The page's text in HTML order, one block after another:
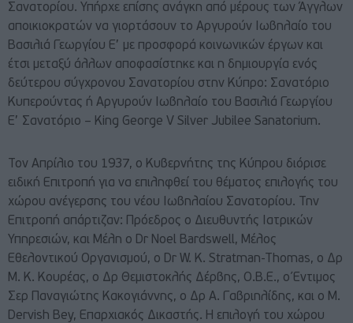
Σανατορίου. Υπήρχε επίσης ανάγκη από μέρους των Άγγλων
αποικιοκρατών να γιορτάσουν το Αργυρούν Ιωβηλαίο του
Βασιλιά Γεωργίου Ε’ με προσφορά κοινωνικών έργων και
έτσι μεταξύ άλλων αποφασίστηκε και η δημιουργία ενός
δεύτερου σύγχρονου Σανατορίου στην Κύπρο: Σανατόριο
Κυπερούντας ή Αργυρούν Ιωβηλαίο του Βασιλιά Γεωργίου
Ε’ Σανατόριο – King George V Silver Jubilee Sanatorium.
Τον Απρίλιο του 1937, ο Κυβερνήτης της Κύπρου διόρισε
ειδική Επιτροπή για να επιληφθεί του θέματος επιλογής του
χώρου ανέγερσης του νέου Ιωβηλαίου Σανατορίου. Την
Επιτροπή απάρτιζαν: Πρόεδρος ο Διευθυντής Ιατρικών
Υπηρεσιών, και Μέλη ο Dr Noel Bardswell, Μέλος
Εθελοντικού Οργανισμού, ο Dr W. K. Stratman-Thomas, ο Δρ
Μ. Κ. Κουρέας, ο Δρ Θεμιστοκλής Δέρβης, Ο.Β.Ε., ο Έντιμος
Σερ Παναγιώτης Κακογιάννης, ο Δρ Α. Γαβριηλίδης, και ο M.
Dervish Bey, Επαρχιακός Δικαστής. Η επιλογή του χώρου